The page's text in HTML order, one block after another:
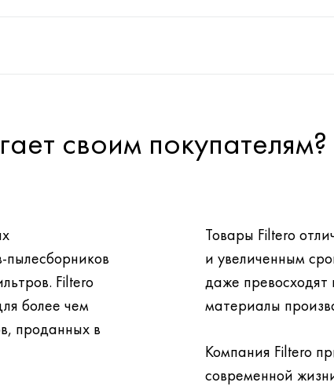
своим покупателям?
более чем
Товары Filtero
и увеличенным
даже превосходят по этим показателям расходные
материалы
Компания Filtero
современной